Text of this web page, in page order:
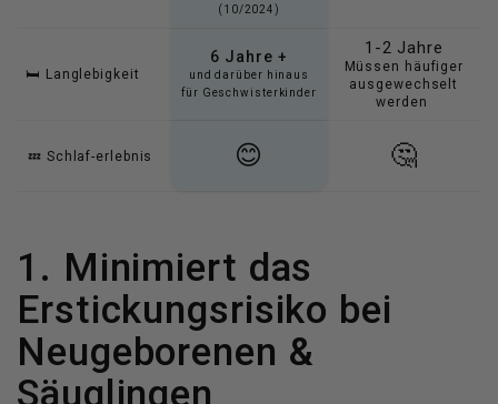
(10/2024)
🛏️ Langlebigkeit
6 Jahre +
und darüber hinaus
für Geschwisterkinder
1-2 Jahre
Müssen häufiger
ausgewechselt
werden
💤 Schlaf-erlebnis 😊 🤔
1. Minimiert das
Erstickungsrisiko bei
Neugeborenen &